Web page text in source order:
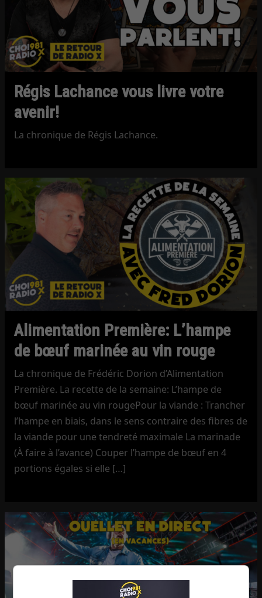
Régis Lachance vous livre votre
avenir!
La chronique de Régis Lachance.
Alimentation Première: L’hampe
de bœuf marinée au vin rouge
La chronique de Frédéric Dorion d’Alimentation
Première. La recette de la semaine: L’hampe de
bœuf marinée au vin rougePour la viande : Trancher
l’hampe en biais, dans le sens contraire des fibres de
la viande pour une tendreté maximale La marinade
(À faire à l’avance) Couper l’hampe de bœuf en 4
portions égales si elle […]